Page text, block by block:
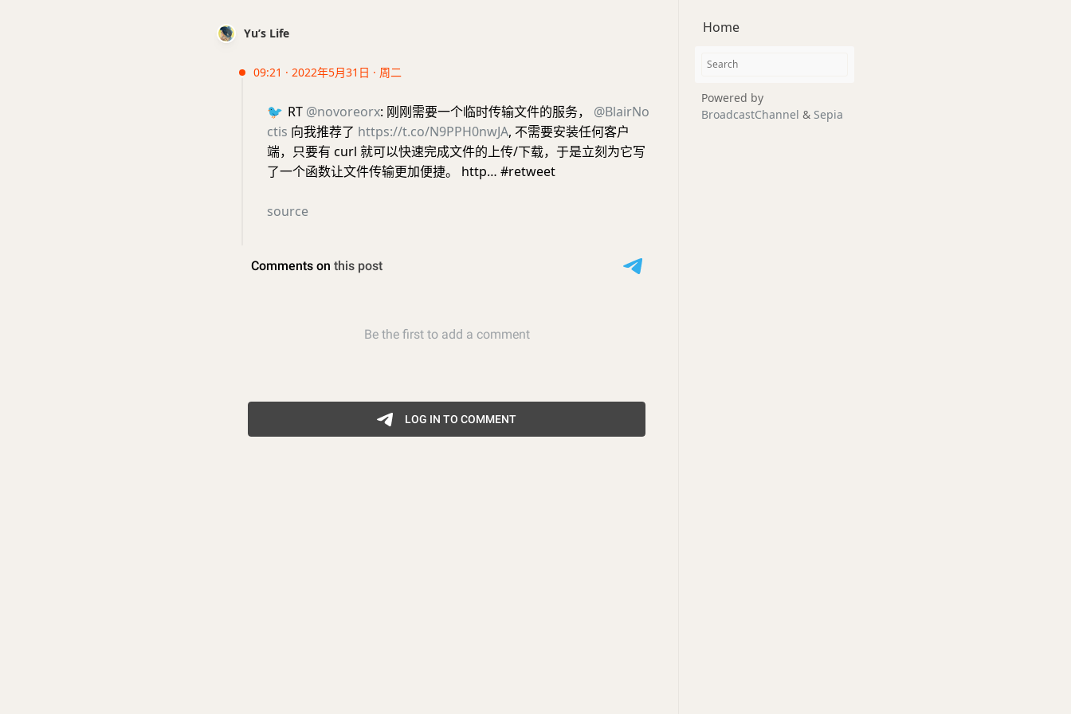
Yu’s Life
09:21 · 2022年5月31日 · 周二
🐦 RT @novoreorx: 刚刚需要一个临时传输文件的服务， @BlairNo
ctis 向我推荐了 https://t.co/N9PPH0nwJA, 不需要安装任何客户
端，只要有 curl 就可以快速完成文件的上传/下载，于是立刻为它写
了一个函数让文件传输更加便捷。 http… #retweet
source
Home
Powered by
BroadcastChannel & Sepia